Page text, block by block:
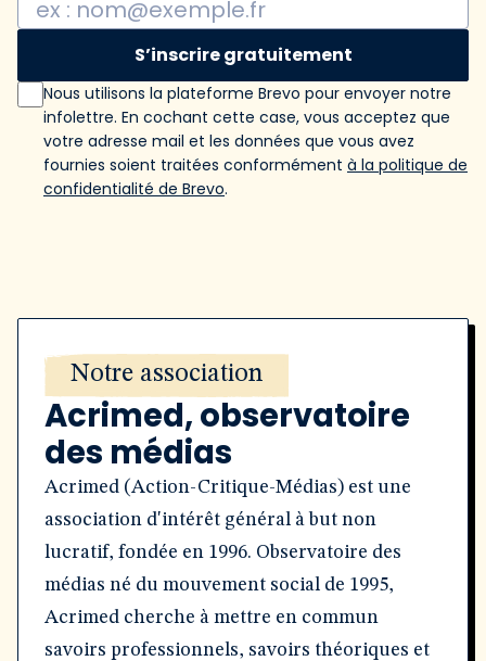
S’inscrire gratuitement
Nous utilisons la plateforme Brevo pour envoyer notre
infolettre. En cochant cette case, vous acceptez que
votre adresse mail et les données que vous avez
fournies soient traitées conformément à la politique de
confidentialité de Brevo.
Notre association
Acrimed, observatoire
des médias
Acrimed (Action-Critique-Médias) est une
association d'intérêt général à but non
lucratif, fondée en 1996. Observatoire des
médias né du mouvement social de 1995,
Acrimed cherche à mettre en commun
savoirs professionnels, savoirs théoriques et